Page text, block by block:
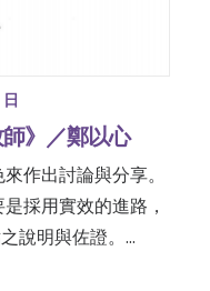
》／鄭以心
作出討論與分享。
採用實效的進路，
說明與佐證。…